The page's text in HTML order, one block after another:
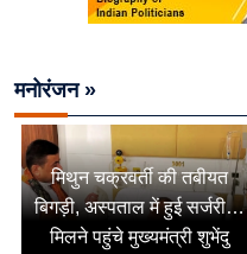
मनोरंजन »
मिथुन चक्रवर्ती की तबीयत
बिगड़ी, अस्पताल में हुई सर्जरी…
मिलने पहुंचे मुख्यमंत्री शुभेंदु